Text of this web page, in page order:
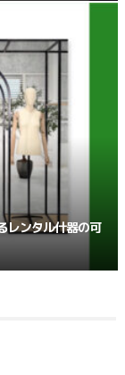
レンタル什器の可